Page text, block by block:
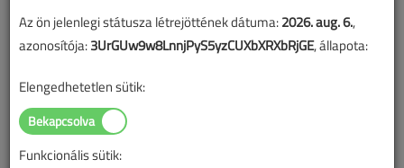
HKL Klímatechnika
Folyadékhűtők védelme
gyakorlati szemmel
2016/7-8. lapszám
Az ön jelenlegi státusza létrejöttének dátuma:2026. aug. 6.,
azonosítója:3UrGUw9w8LnnjPyS5yzCUXbXRXbRjGE, állapota:
Elengedhetetlen sütik:
Funkcionális sütik: